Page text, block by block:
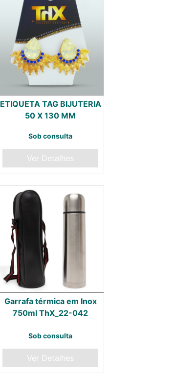
ETIQUETA TAG BIJUTERIA
50 X 130 MM
Sob consulta
Ver Detalhes
Garrafa térmica em Inox
750ml ThX_22-042
Sob consulta
Ver Detalhes